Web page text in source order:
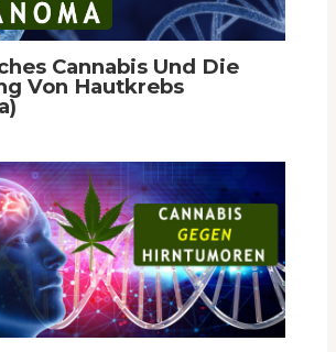
Cannabis Und Die
Von Hautkrebs